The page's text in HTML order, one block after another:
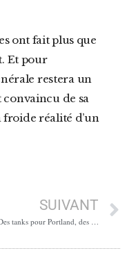
Et pour
restera un
de sa
réalité d’un
SUIVANT
Trump: Des tanks pour Portland, des tweets en rafale